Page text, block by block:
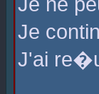
Je
J'ai